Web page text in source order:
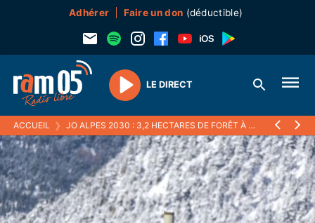
Adhérer Faire un don (déductible)
Play
LE DIRECT
ACCUEIL ❯ JO ALPES 2030 : 3,2 HECTARES DE FORÊT À DÉFRICHER À MONTEGNÈVRE, LES ÉCOLOGISTES RÉAGISSENT